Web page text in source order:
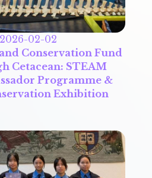
2026-02-02
Conservation Fund
Cetacean: STEAM
Programme &
Exhibition